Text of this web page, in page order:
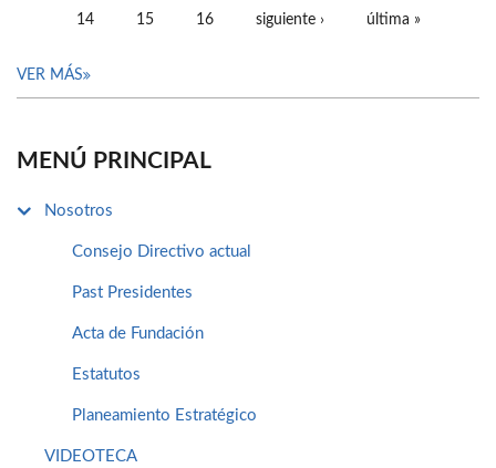
14 15 16 siguiente › última »
VER MÁS
MENÚ PRINCIPAL
Nosotros
Consejo Directivo actual
Past Presidentes
Acta de Fundación
Estatutos
Planeamiento Estratégico
VIDEOTECA